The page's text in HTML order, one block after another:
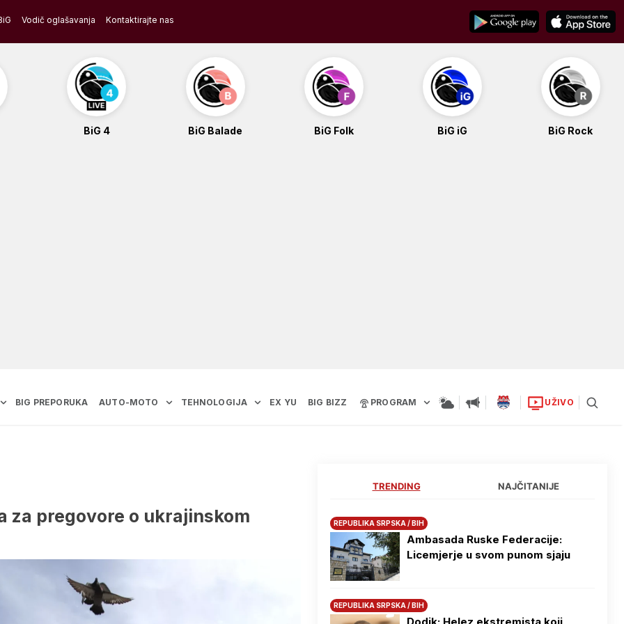
Vodič oglašavanja Kontaktirajte nas
BiG 4 BiG Balade BiG Folk BiG iG BiG Rock
BIG PREPORUKA AUTO-MOTO TEHNOLOGIJA EX YU BIG BIZZ PROGRAM UŽIVO
za pregovore o ukrajinskom
TRENDING NAJČITANIJE
REPUBLIKA SRPSKA / BIH
Ambasada Ruske Federacije:
Licemjerje u svom punom sjaju
REPUBLIKA SRPSKA / BIH